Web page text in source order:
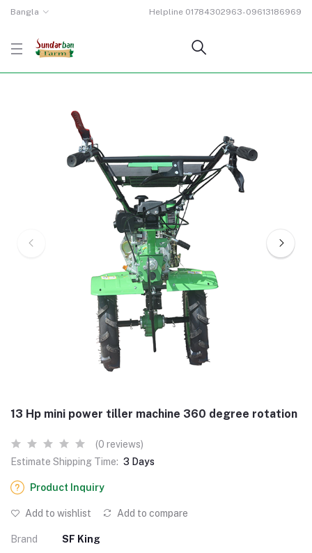
Bangla Helpline 01784302963-09613186969
13 Hp mini power tiller machine 360 degree rotation
(0 reviews)
Estimate Shipping Time: 3 Days
Product Inquiry
Add to wishlist Add to compare
Brand SF King